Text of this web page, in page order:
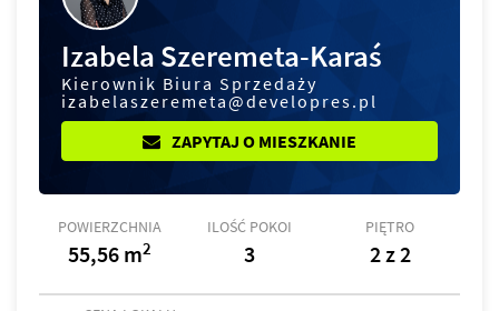
Izabela Szeremeta-Karaś
Kierownik Biura Sprzedaży
izabelaszeremeta@developres.pl
ZAPYTAJ O MIESZKANIE
POWIERZCHNIA
55,56 m2
ILOŚĆ POKOI
3
PIĘTRO
2 z 2